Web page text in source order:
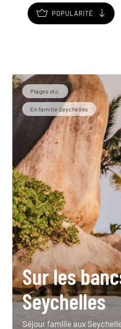
POPULARITÉ
Plages etc.
En famille Seychelles
Sur les
Seychelles
Séjour famille aux